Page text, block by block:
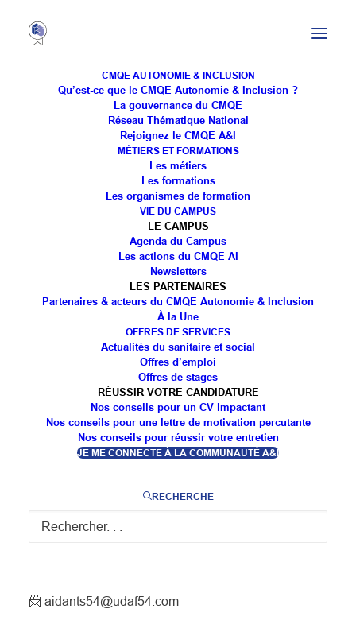
CMQE AUTONOMIE & INCLUSION
Qu’est-ce que le CMQE Autonomie & Inclusion ?
La gouvernance du CMQE
Réseau Thématique National
Rejoignez le CMQE A&I
MÉTIERS ET FORMATIONS
Les métiers
Les formations
Les organismes de formation
VIE DU CAMPUS
LE CAMPUS
Agenda du Campus
Les actions du CMQE AI
Newsletters
LES PARTENAIRES
Partenaires & acteurs du CMQE Autonomie & Inclusion
À la Une
OFFRES DE SERVICES
Actualités du sanitaire et social
Offres d’emploi
Offres de stages
RÉUSSIR VOTRE CANDIDATURE
Nos conseils pour un CV impactant
Nos conseils pour une lettre de motivation percutante
Nos conseils pour réussir votre entretien
JE ME CONNECTE À LA COMMUNAUTÉ A&I
RECHERCHE
Forum « Faites-vous
plaisir seniors » – Mardi
16 avril 2024
Faites-vous plaisir, seniors !
📆 Mardi 16 avril 2024 à l’espace sequoia
Relais d’atelier des partenaires de l’événement :
Agirc-Arrco nord-est
Carsat Nord-Est
CCAS de Ludres
Vous souhaitez mettre en avant vos évènements en
📨 aidants54@udaf54.com